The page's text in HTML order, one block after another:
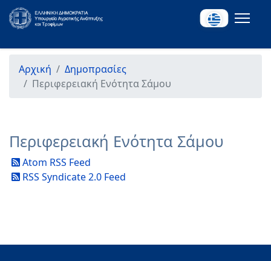
Αρχική
Δημοπρασίες
Περιφερειακή Ενότητα Σάμου
Περιφερειακή Ενότητα Σάμου
Atom RSS Feed
RSS Syndicate 2.0 Feed